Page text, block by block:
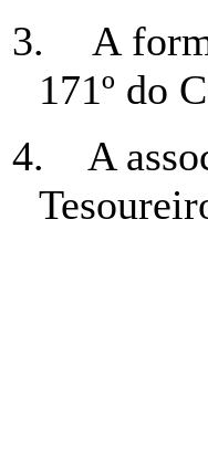
3.
A
171º do
4.
A